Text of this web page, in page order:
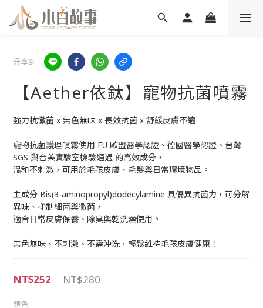
分享到
【Aether依鈦】寵物抗菌噴霧
強力抗黴菌 x 無色無味 x 長效抗菌 x 舒緩皮膚不適
寵物抗菌護理噴霧使用 EU 歐盟醫學認證、德國醫學認證、台灣
SGS 與台美實驗室檢驗通過 的高效成分，
溫和不刺激，可用於毛孩皮膚、毛髮與日常環境物品。
主成分 Bis(3-aminopropyl)dodecylamine 具優異抗菌力，可分解
異味、抑制細菌與黴菌，
適合日常皮膚保養、除臭與乾洗澡使用。
無色無味、不刺激、不需沖洗，輕鬆維持毛孩皮膚健康！
NT$280
NT$252
顏色